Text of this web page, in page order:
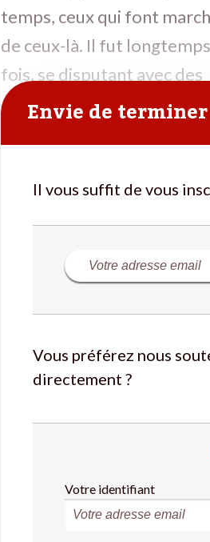
temps, ceux qui font
de ceux-là. Il fut
fois, se disputant avec des
Envie de
Il vous suffit de vous
Vous préférez nous
directement ?
Votre identifiant